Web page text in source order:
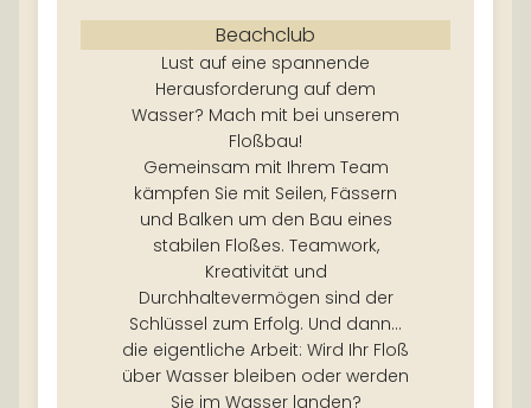
Beachclub
Lust auf eine spannende
Herausforderung auf dem
Wasser? Mach mit bei unserem
Floßbau!
Gemeinsam mit Ihrem Team
kämpfen Sie mit Seilen, Fässern
und Balken um den Bau eines
stabilen Floßes. Teamwork,
Kreativität und
Durchhaltevermögen sind der
Schlüssel zum Erfolg. Und dann...
die eigentliche Arbeit: Wird Ihr Floß
über Wasser bleiben oder werden
Sie im Wasser landen?